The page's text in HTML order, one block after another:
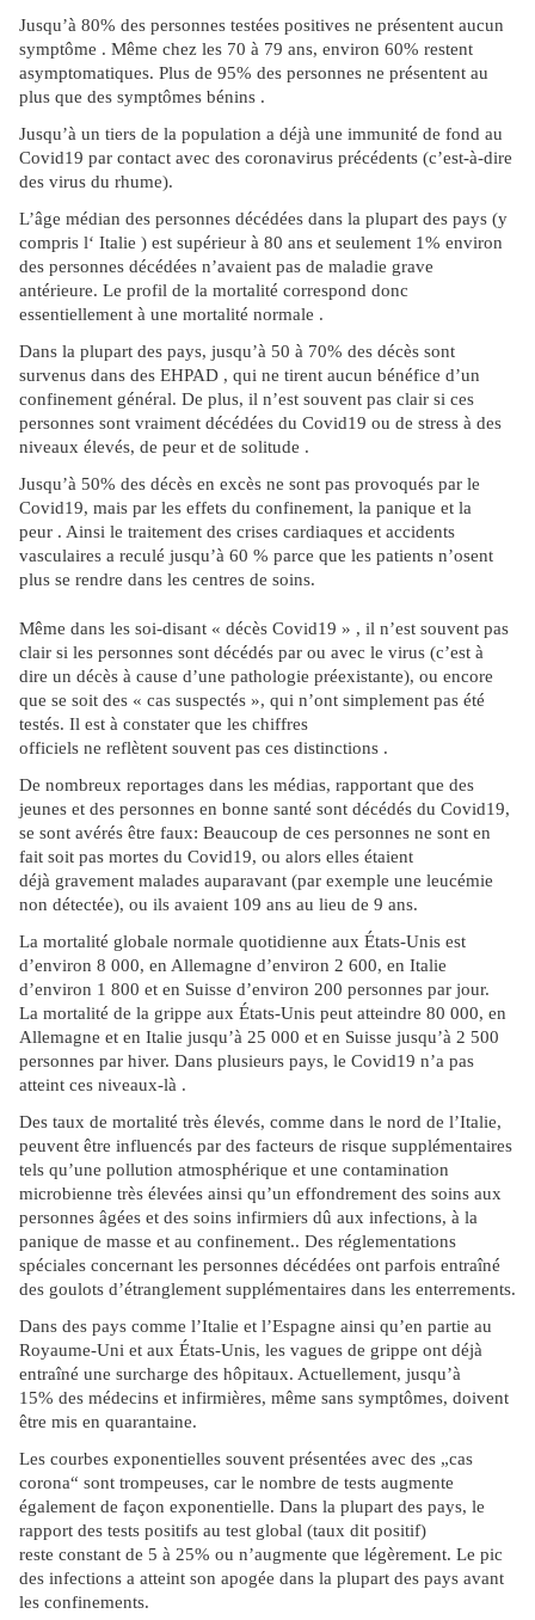
Jusqu’à 80% des personnes testées positives ne présentent aucun
symptôme . Même chez les 70 à 79 ans, environ 60% restent
asymptomatiques. Plus de 95% des personnes ne présentent au
plus que des symptômes bénins .
Jusqu’à un tiers de la population a déjà une immunité de fond au
Covid19 par contact avec des coronavirus précédents (c’est-à-dire
des virus du rhume).
L’âge médian des personnes décédées dans la plupart des pays (y
compris l‘ Italie ) est supérieur à 80 ans et seulement 1% environ
des personnes décédées n’avaient pas de maladie grave
antérieure. Le profil de la mortalité correspond donc
essentiellement à une mortalité normale .
Dans la plupart des pays, jusqu’à 50 à 70% des décès sont
survenus dans des EHPAD , qui ne tirent aucun bénéfice d’un
confinement général. De plus, il n’est souvent pas clair si ces
personnes sont vraiment décédées du Covid19 ou de stress à des
niveaux élevés, de peur et de solitude .
Jusqu’à 50% des décès en excès ne sont pas provoqués par le
Covid19, mais par les effets du confinement, la panique et la
peur . Ainsi le traitement des crises cardiaques et accidents
vasculaires a reculé jusqu’à 60 % parce que les patients n’osent
plus se rendre dans les centres de soins.
Même dans les soi-disant « décès Covid19 » , il n’est souvent pas
clair si les personnes sont décédés par ou avec le virus (c’est à
dire un décès à cause d’une pathologie préexistante), ou encore
que se soit des « cas suspectés », qui n’ont simplement pas été
testés. Il est à constater que les chiffres
officiels ne reflètent souvent pas ces distinctions .
De nombreux reportages dans les médias, rapportant que des
jeunes et des personnes en bonne santé sont décédés du Covid19,
se sont avérés être faux: Beaucoup de ces personnes ne sont en
fait soit pas mortes du Covid19, ou alors elles étaient
déjà gravement malades auparavant (par exemple une leucémie
non détectée), ou ils avaient 109 ans au lieu de 9 ans.
La mortalité globale normale quotidienne aux États-Unis est
d’environ 8 000, en Allemagne d’environ 2 600, en Italie
d’environ 1 800 et en Suisse d’environ 200 personnes par jour.
La mortalité de la grippe aux États-Unis peut atteindre 80 000, en
Allemagne et en Italie jusqu’à 25 000 et en Suisse jusqu’à 2 500
personnes par hiver. Dans plusieurs pays, le Covid19 n’a pas
atteint ces niveaux-là .
Des taux de mortalité très élevés, comme dans le nord de l’Italie,
peuvent être influencés par des facteurs de risque supplémentaires
tels qu’une pollution atmosphérique et une contamination
microbienne très élevées ainsi qu’un effondrement des soins aux
personnes âgées et des soins infirmiers dû aux infections, à la
panique de masse et au confinement.. Des réglementations
spéciales concernant les personnes décédées ont parfois entraîné
des goulots d’étranglement supplémentaires dans les enterrements.
Dans des pays comme l’Italie et l’Espagne ainsi qu’en partie au
Royaume-Uni et aux États-Unis, les vagues de grippe ont déjà
entraîné une surcharge des hôpitaux. Actuellement, jusqu’à
15% des médecins et infirmières, même sans symptômes, doivent
être mis en quarantaine.
Les courbes exponentielles souvent présentées avec des „cas
corona“ sont trompeuses, car le nombre de tests augmente
également de façon exponentielle. Dans la plupart des pays, le
rapport des tests positifs au test global (taux dit positif)
reste constant de 5 à 25% ou n’augmente que légèrement. Le pic
des infections a atteint son apogée dans la plupart des pays avant
les confinements.